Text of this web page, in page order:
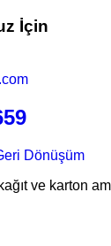
İçin
ve karton